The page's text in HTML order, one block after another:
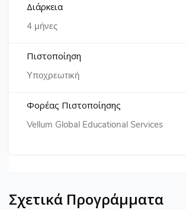
Διάρκεια
4 μήνες
Πιστοποίηση
Υποχρεωτική
Φορέας Πιστοποίησης
Vellum Global Educational Services
Σχετικά Προγράμματα